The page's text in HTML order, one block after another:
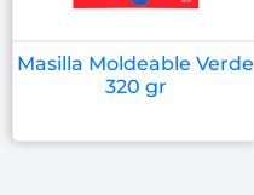
Masilla Moldeable Verde
320 gr